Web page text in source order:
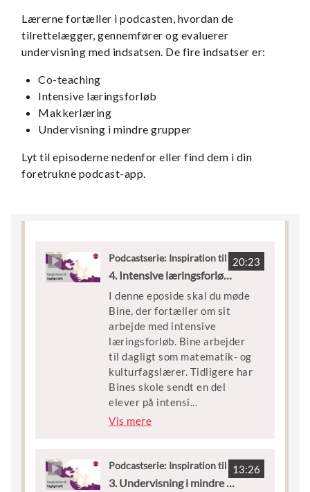
Lærerne fortæller i podcasten, hvordan de
tilrettelægger, gennemfører og evaluerer
undervisning med indsatsen. De fire indsatser er:
Co-teaching
Intensive læringsforløb
Makkerlæring
Undervisning i mindre grupper
Lyt til episoderne nedenfor eller find dem i din
foretrukne podcast-app.